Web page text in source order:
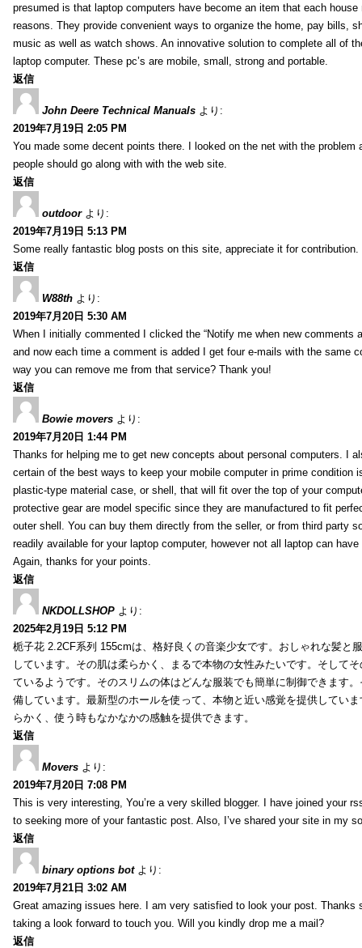
presumed is that laptop computers have become an item that each
reasons. They provide convenient ways to organize the home, pay bills,
music as well as watch shows. An innovative solution to complete all of
laptop computer. These pc’s are mobile, small, strong and portable.
返信
John Deere Technical Manuals より:
2019年7月19日 2:05 PM
You made some decent points there. I looked on the net with the problem
people should go along with with the web site.
返信
outdoor より:
2019年7月19日 5:13 PM
Some really fantastic blog posts on this site, appreciate it for contribution.
返信
W88th より:
2019年7月20日 5:30 AM
When I initially commented I clicked the “Notify me when new comments
and now each time a comment is added I get four e-mails with the same
way you can remove me from that service? Thank you!
返信
Bowie movers より:
2019年7月20日 1:44 PM
Thanks for helping me to get new concepts about personal computers. I
certain of the best ways to keep your mobile computer in prime condition
plastic-type material case, or shell, that will fit over the top of your
protective gear are model specific since they are manufactured to fit
outer shell. You can buy them directly from the seller, or from third party
readily available for your laptop computer, however not all laptop can
Again, thanks for your points.
返信
NKDOLLSHOP より:
2025年2月19日 5:12 PM
栀子花 2.2CF系列 155cmは、格好良くの音楽少女です。おしゃれな髪と
しています。その肌は柔らかく、まるで本物の女性みたいです。そして
ているようです。そのスリムの体はどんな服装でも簡単に制御できます
備しています。最新型のホールを使って、本物と近い感覚を提供してい
らかく、使う時もなかなかの感触を提供できます。
返信
Movers より:
2019年7月20日 7:08 PM
This is very interesting, You’re a very skilled blogger. I have joined your
to seeking more of your fantastic post. Also, I’ve shared your site in my
返信
binary options bot より:
2019年7月21日 3:02 AM
Great amazing issues here. I am very satisfied to look your post. Thanks
taking a look forward to touch you. Will you kindly drop me a mail?
返信